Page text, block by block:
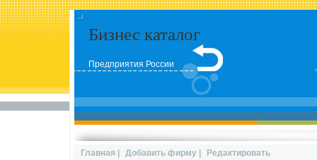
Бизнес каталог
Предприятия России
Главная Добавить фирму
Редактировать